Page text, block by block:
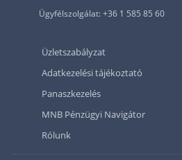
Ügyfélszolgálat: +36 1 585 85 60
Üzletszabályzat
Adatkezelési tájékoztató
Panaszkezelés
MNB Pénzügyi Navigátor
Rólunk